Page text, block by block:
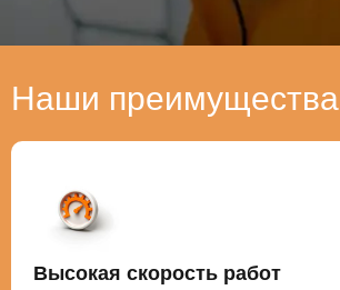
Наши преимущества
Высокая скорость работ